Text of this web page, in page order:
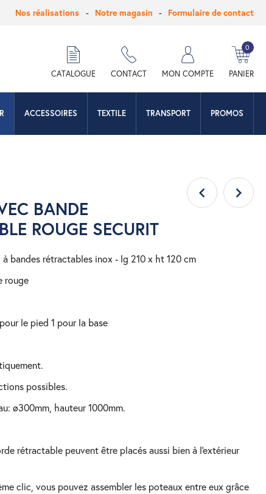
Nos réalisations Notre magasin Formulaire de contact
CATALOGUE CONTACT MON COMPTE PANIER
0
ACCESSOIRES TEXTILE TRANSPORT PROMOS
BANDE
ROUGE SECURIT
à bandes rétractables inox - lg 210 x ht 120 cm
rouge
le pied 1 pour la base
possibles.
ø300mm, hauteur 1000mm.